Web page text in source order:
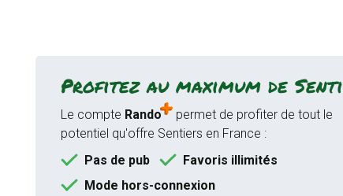
Profitez au maximum de
Le compte Rando
permet de profiter de tout le
potentiel qu'offre Sentiers en France :
Pas de pub
Favoris illimités
Mode hors-connexion